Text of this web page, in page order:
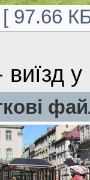
97.66
виїзд